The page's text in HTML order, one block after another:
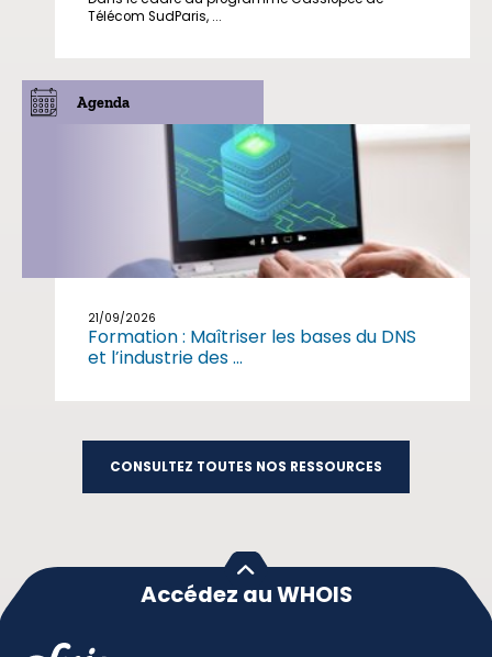
Télécom SudParis, ...
Agenda
21/09/2026
Formation : Maîtriser les bases du DNS
et l’industrie des ...
CONSULTEZ TOUTES NOS RESSOURCES
Accédez au WHOIS